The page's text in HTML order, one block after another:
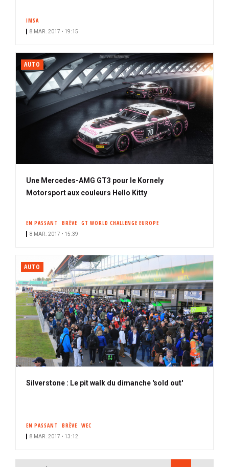
IMSA
8 MAR. 2017 • 19:15
AUTO
Une Mercedes-AMG GT3 pour le Kornely
Motorsport aux couleurs Hello Kitty
EN PASSANT BRÈVE GT WORLD CHALLENGE EUROPE
8 MAR. 2017 • 15:39
AUTO
Silverstone : Le pit walk du dimanche 'sold out'
EN PASSANT BRÈVE WEC
8 MAR. 2017 • 13:12